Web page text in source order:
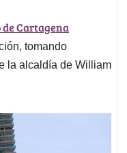
Cartagena
tomando
la alcaldía de William